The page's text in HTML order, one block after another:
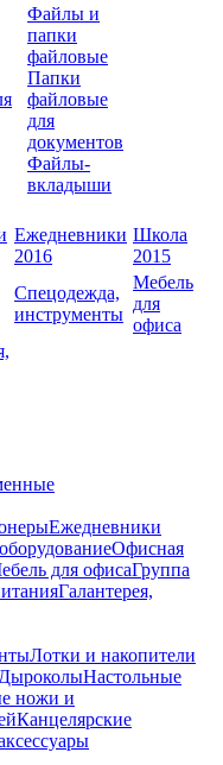
Файлы и
папки
файловые
Папки
файловые
для
документов
Файлы-
вкладыши
Ежедневники
2016
Школа
2015
Спецодежда,
инструменты
Мебель
для
офиса
Ежедневники
Офисная
для офисаГруппа
Галантерея,
Лотки и накопители
ДыроколыНастольные
ножи и
Канцелярские